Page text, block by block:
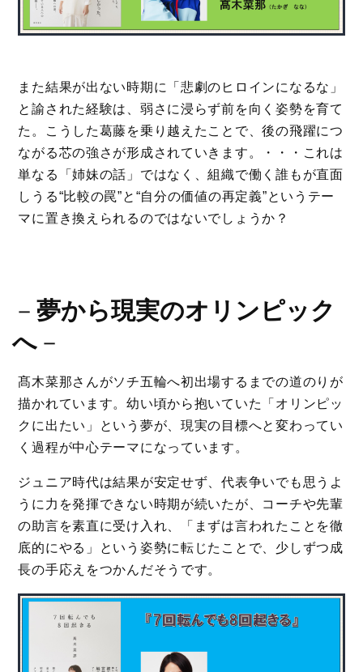
また結果が出ない時期に「悲劇のヒロインになるな」
と諭された経験は、弱さに浸らず前を向く姿勢を育て
た。こうした葛藤を乗り越えたことで、後の飛躍につ
ながる芯の強さが形成されていきます。・・・これは
単なる「姉妹の話」ではなく、組織で働く誰もが直面
しうる“比較の罠”と“自分の価値の再定義”というテー
マに置き換えられるのではないでしょうか？
－ 夢から現実のオリンピック
へ －
髙木菜那さんがソチ五輪へ初出場するまでの道のりが
描かれています。幼い頃から抱いていた「オリンピッ
クに出たい」という夢が、現実の目標へと変わってい
く過程が中心テーマになっています。
ジュニア時代は結果が安定せず、代表争いでも思うよ
うに力を発揮できない時期が続いたが、コーチや先輩
の助言を素直に受け入れ、「まずは言われたことを徹
底的にやる」という姿勢に転じたことで、少しずつ成
長の手応えをつかんだそうです。